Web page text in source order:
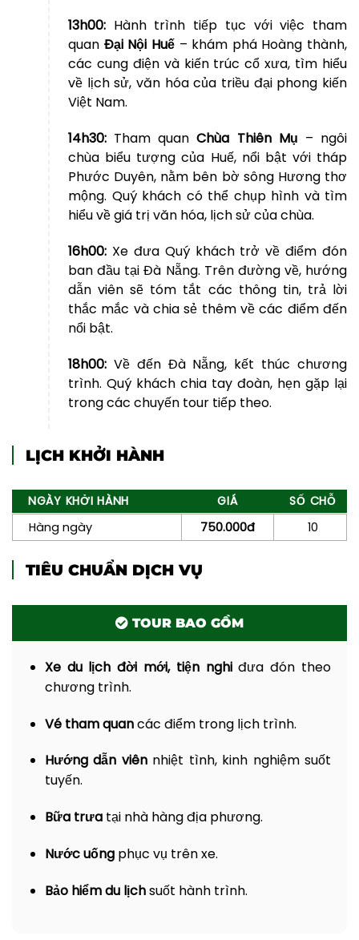
13h00: Hành trình tiếp tục với việc tham
quan Đại Nội Huế– khám phá Hoàng thành,
các cung điện và kiến trúc cổ xưa, tìm hiểu
về lịch sử, văn hóa của triều đại phong kiến
Việt Nam.
14h30: Tham quanChùa Thiên Mụ – ngôi
chùa biểu tượng của Huế, nổi bật với tháp
Phước Duyên, nằm bên bờ sông Hương thơ
mộng. Quý khách có thể chụp hình và tìm
hiểu về giá trị văn hóa, lịch sử của chùa.
16h00: Xe đưa Quý khách trở về điểm đón
ban đầu tại Đà Nẵng. Trên đường về, hướng
dẫn viên sẽ tóm tắt các thông tin, trả lời
thắc mắc và chia sẻ thêm về các điểm đến
nổi bật.
18h00: Về đến Đà Nẵng, kết thúc chương
trình. Quý khách chia tay đoàn, hẹn gặp lại
trong các chuyến tour tiếp theo.
LỊCH KHỞI HÀNH
NGÀY KHỞI HÀNH GIÁ
SỐ CHỖ
Hàng ngày
750.000đ 10
TIÊU CHUẨN DỊCH VỤ
TOUR BAO GỒM
Xe du lịch đời mới, tiện nghiđưa đón theo
chương trình.
Vé tham quancác điểm trong lịch trình.
Hướng dẫn viênnhiệt tình, kinh nghiệm suốt
tuyến.
Bữa trưatại nhà hàng địa phương.
Nước uốngphục vụ trên xe.
Bảo hiểm du lịchsuốt hành trình.